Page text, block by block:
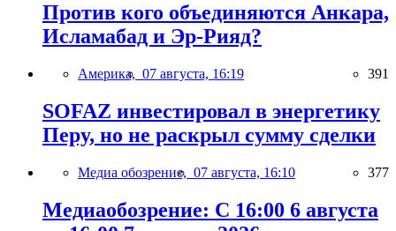
Против кого объединяются Анкара,
Исламабад и Эр-Рияд?
Америка, 07 августа, 16:19 391
SOFAZ инвестировал в энергетику
Перу, но не раскрыл сумму сделки
Медиа обозрение, 07 августа, 16:10 377
Медиаобозрение: С 16:00 6 августа